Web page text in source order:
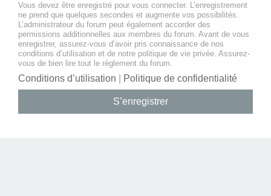
Vous devez être enregistré pour vous connecter. L’enregistrement
ne prend que quelques secondes et augmente vos possibilités.
L’administrateur du forum peut également accorder des
permissions additionnelles aux membres du forum. Avant de vous
enregistrer, assurez-vous d’avoir pris connaissance de nos
conditions d’utilisation et de notre politique de vie privée. Assurez-
vous de bien lire tout le règlement du forum.
Conditions d’utilisation Politique de confidentialité
S’enregistrer